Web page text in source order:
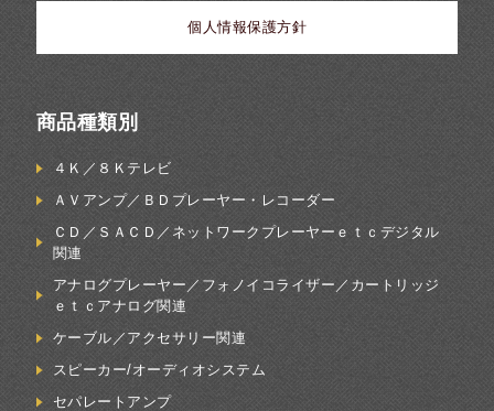
個人情報保護方針
商品種類別
４Ｋ／８Ｋテレビ
ＡＶアンプ／ＢＤプレーヤー・レコーダー
ＣＤ／ＳＡＣＤ／ネットワークプレーヤーｅｔｃデジタル
関連
アナログプレーヤー／フォノイコライザー／カートリッジ
ｅｔｃアナログ関連
ケーブル／アクセサリー関連
スピーカー/オーディオシステム
セパレートアンプ